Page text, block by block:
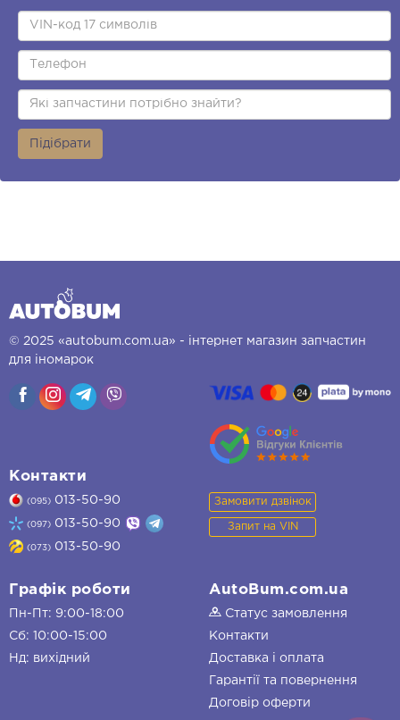
Підібрати
© 2025 «autobum.com.ua» - інтернет магазин запчастин
для іномарок
Контакти
(095) 013-50-90
(097) 013-50-90
(073) 013-50-90
Замовити дзвінок
Запит на VIN
Графік роботи
Пн-Пт: 9:00-18:00
Сб: 10:00-15:00
Нд: вихідний
AutoBum.com.ua
Статус замовлення
Контакти
Доставка і оплата
Гарантії та повернення
Договір оферти